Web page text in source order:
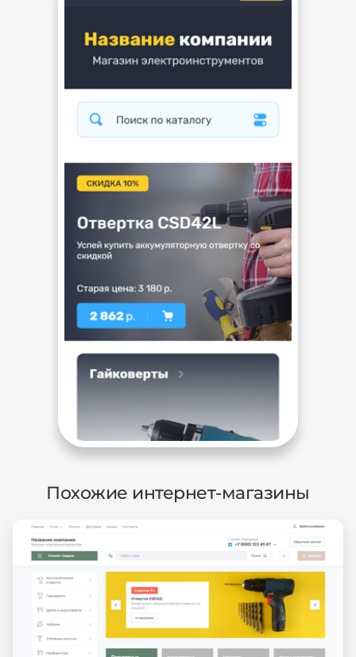
Похожие интернет-магазины